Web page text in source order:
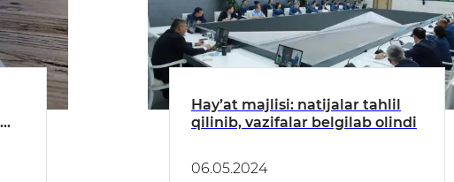
Hayʼat majlisi: natijalar tahlil
qilinib, vazifalar belgilab olindi
06.05.2024